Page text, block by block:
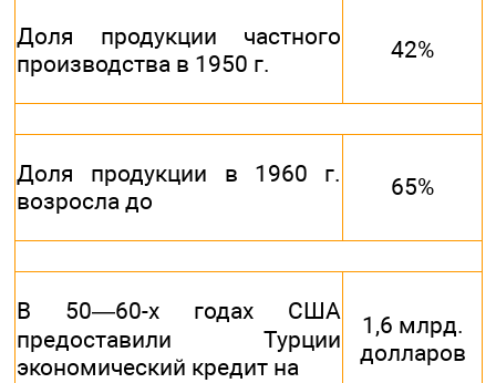
Доля продукции частного
производства в 1950 г.
42%
Доля продукции в 1960 г.
возросла до
65%
В 50—60-х годах США
предоставили Турции
экономический кредит на
1,6 млрд.
долларов